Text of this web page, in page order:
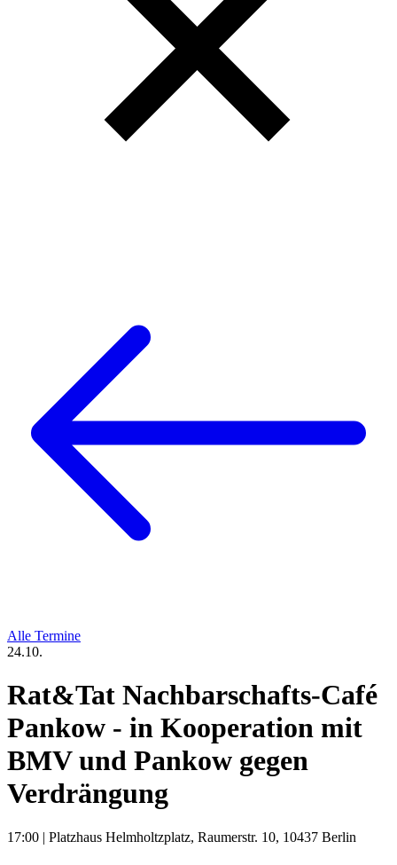
Alle Termine
24.10.
Rat&Tat Nachbarschafts-Café
Pankow - in Kooperation mit
BMV und Pankow gegen
Verdrängung
17:00 | Platzhaus Helmholtzplatz, Raumerstr. 10, 10437 Berlin